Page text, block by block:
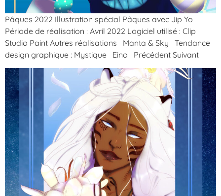
Pâques 2022 Illustration spécial Pâques avec Jip Yo
Période de réalisation : Avril 2022 Logiciel utilisé : Clip
Studio Paint Autres réalisations Manta & Sky Tendance
design graphique : Mystique Eino Précédent Suivant